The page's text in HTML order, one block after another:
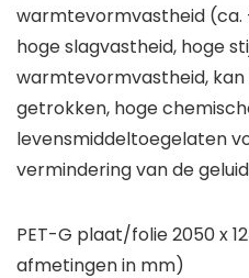
warmtevormvastheid (ca.
hoge slagvastheid, hoge
warmtevormvastheid,
getrokken, hoge
levensmiddeltoegelaten
vermindering van de
PET-G plaat/folie 2050 x
afmetingen in mm)